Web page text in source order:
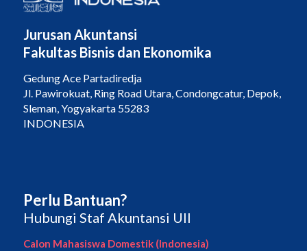
Jurusan Akuntansi
Fakultas Bisnis dan Ekonomika
Gedung Ace Partadiredja
Jl. Pawirokuat, Ring Road Utara, Condongcatur, Depok,
Sleman, Yogyakarta 55283
INDONESIA
Perlu Bantuan?
Hubungi Staf Akuntansi UII
Calon Mahasiswa Domestik (Indonesia)